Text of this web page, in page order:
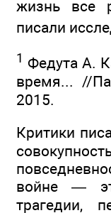
жизнь все
писали
1 Федута А.
время... //
2015.
Критики
войне —
трагедии,